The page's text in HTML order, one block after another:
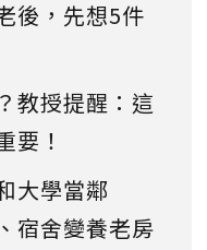
後，先想5件
教授提醒：這
要！
大學當鄰
宿舍變養老房